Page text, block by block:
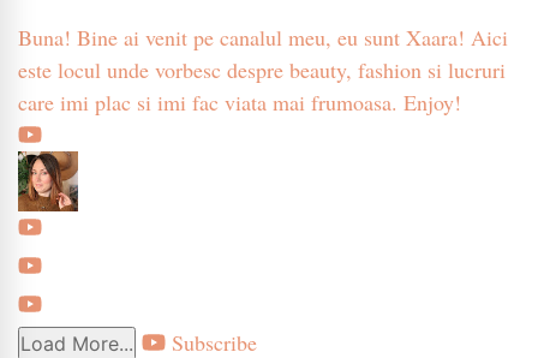
Buna! Bine ai venit pe canalul meu, eu sunt Xaara! Aici
este locul unde vorbesc despre beauty, fashion si lucruri
care imi plac si imi fac viata mai frumoasa. Enjoy!
Load More... Subscribe